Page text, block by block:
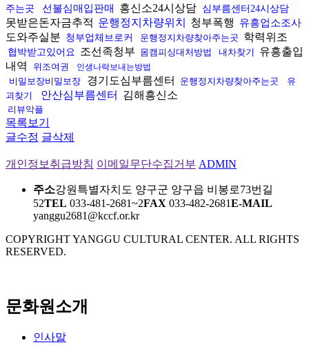
주는곳
선불심매입판매 흥신소24시상담 심부름센터24시상담
못받은돈자금추적 운행정지차량위치 청부폭행 유흥업소조사
도와주실분 청부업체브로커 운행정지차량찾아주는곳 학력위조
협박받고있어요 조선족청부 몸캠피싱대처방법 내차찾기
유흥출입
내역
위조여권 인생나락보내는방법
비밀보장비밀보장 경기도심부름센터 운행정지차량찾아주는곳
유
괴찾기
안산심부름센터 김해흥신소
리뷰악플
목록보기
글수정 글삭제
개인정보취급방침 이메일무단수집거부 ADMIN
주소강원특별자치도 양구군 양구읍 비봉로73번길
52TEL 033-481-2681~2FAX 033-482-2681E-MAIL
yanggu2681@kccf.or.kr
COPYRIGHT YANGGU CULTURAL CENTER. ALL RIGHTS
RESERVED.
문화원소개
인사말